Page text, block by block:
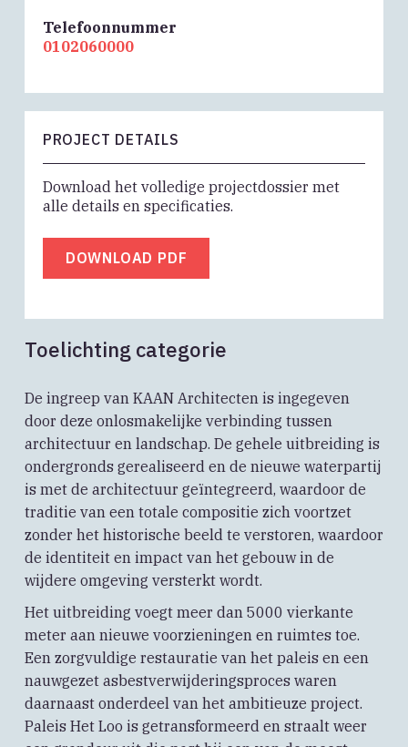
Toelichting categorie
De ingreep van KAAN Architecten is ingegeven
door deze onlosmakelijke verbinding tussen
architectuur en landschap. De gehele uitbreiding is
ondergronds gerealiseerd en de nieuwe waterpartij
is met de architectuur geïntegreerd, waardoor de
traditie van een totale compositie zich voortzet
zonder het historische beeld te verstoren, waardoor
de identiteit en impact van het gebouw in de
wijdere omgeving versterkt wordt.
Het uitbreiding voegt meer dan 5000 vierkante
meter aan nieuwe voorzieningen en ruimtes toe.
Een zorgvuldige restauratie van het paleis en een
nauwgezet asbestverwijderingsproces waren
daarnaast onderdeel van het ambitieuze project.
Paleis Het Loo is getransformeerd en straalt weer
Telefoonnummer
0102060000
PROJECT DETAILS
Download het volledige projectdossier met
alle details en specificaties.
DOWNLOAD PDF